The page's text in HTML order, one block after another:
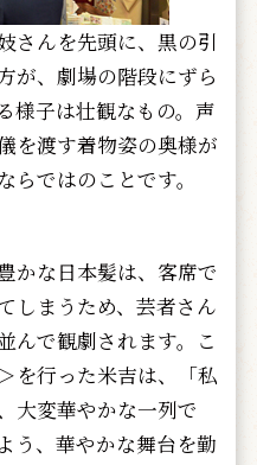
さんを先頭に、黒の引
が、劇場の階段にずら
様子は壮観なもの。声
を渡す着物姿の奥様が
らではのことです。
かな日本髪は、客席で
しまうため、芸者さん
んで観劇されます。こ
を行った米吉は、「私
大変華やかな一列で
う、華やかな舞台を勤